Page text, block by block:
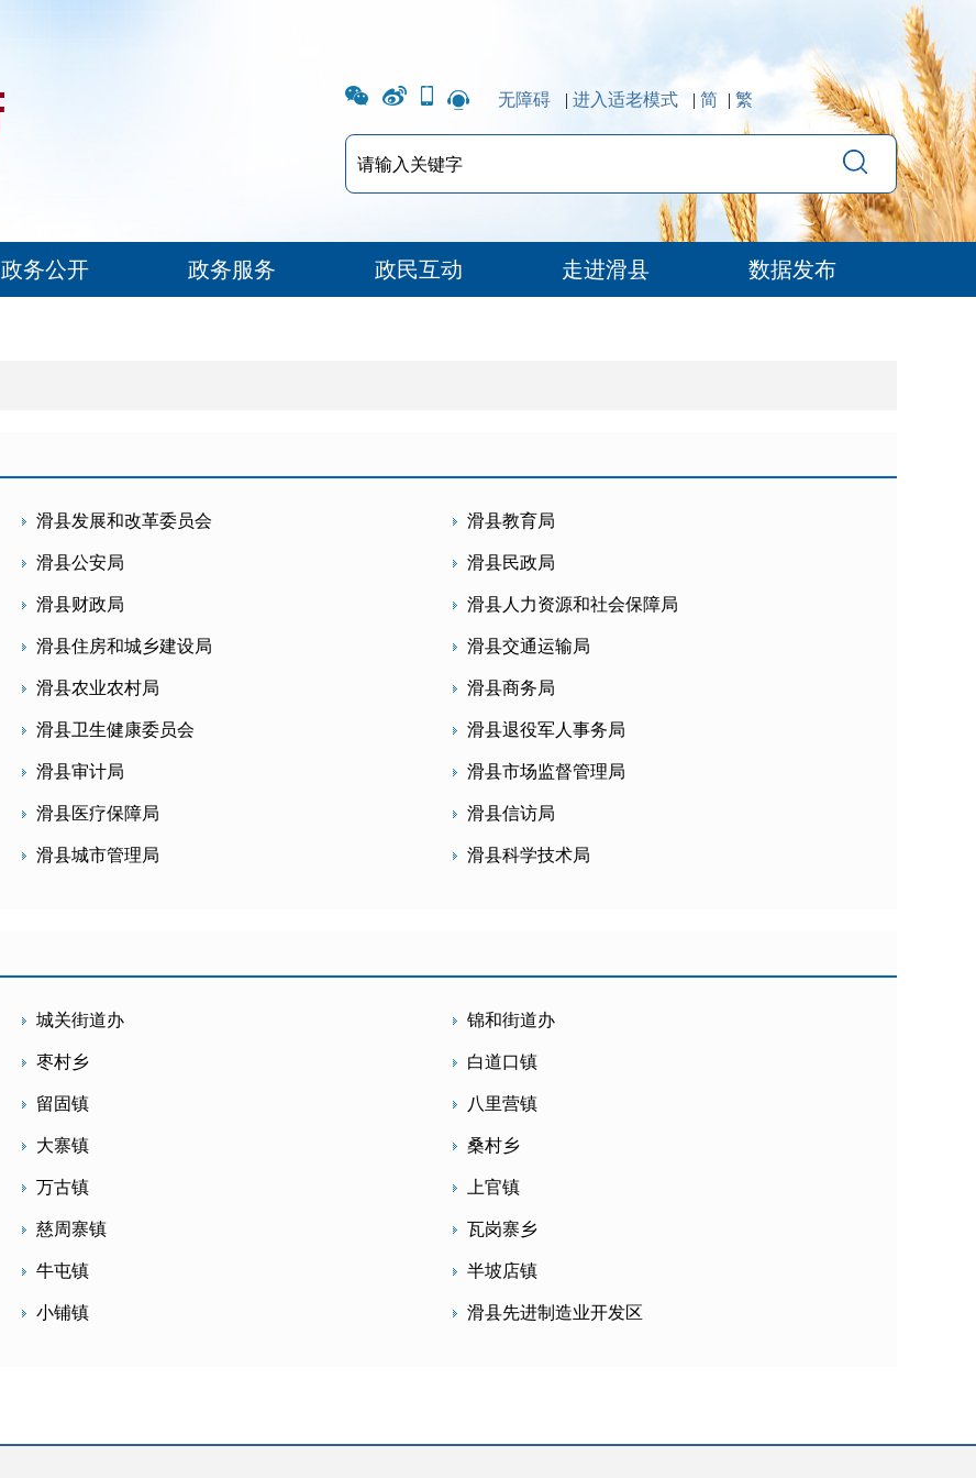
无障碍 | 进入适老模式 | 简 | 繁
政务公开 政务服务 政民互动 走进滑县 数据发布
滑县发展和改革委员会 滑县教育局
滑县公安局 滑县民政局
滑县财政局 滑县人力资源和社会保障局
滑县住房和城乡建设局 滑县交通运输局
滑县农业农村局 滑县商务局
滑县卫生健康委员会 滑县退役军人事务局
滑县审计局 滑县市场监督管理局
滑县医疗保障局 滑县信访局
滑县城市管理局 滑县科学技术局
城关街道办 锦和街道办
枣村乡 白道口镇
留固镇 八里营镇
大寨镇 桑村乡
万古镇 上官镇
慈周寨镇 瓦岗寨乡
牛屯镇 半坡店镇
小铺镇 滑县先进制造业开发区